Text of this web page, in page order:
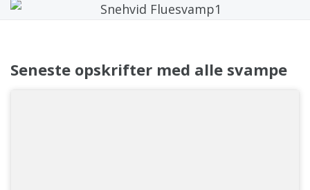
Seneste opskrifter med alle svampe